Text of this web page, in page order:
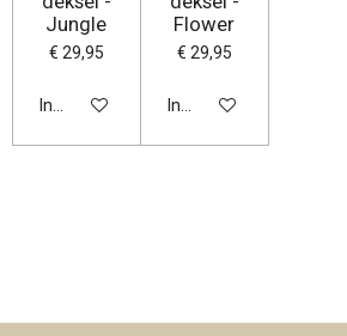
Jungle
€ 29,95
In winkelwagen
Flower
€ 29,95
In winkelwagen